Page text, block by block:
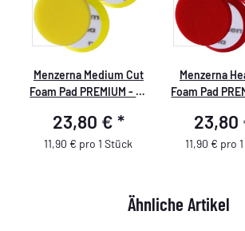
Menzerna Medium Cut
Foam Pad PREMIUM - 95
Stück
23,80 € *
11,90 € pro 1 Stück
Menzerna
Foam Pad
23,80
11,90 € pro
Ähnliche Artikel